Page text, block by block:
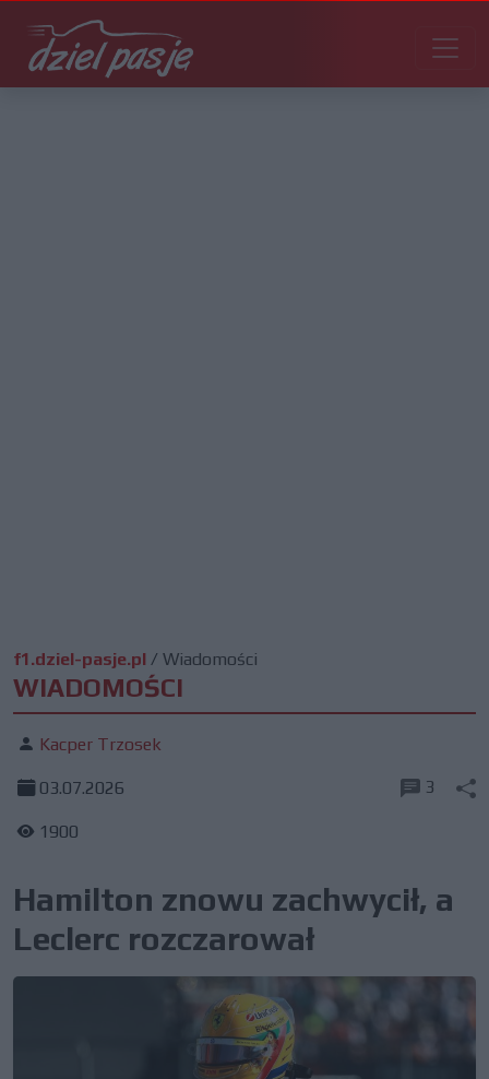
f1.dziel-pasje.pl / Wiadomości
WIADOMOŚCI
Kacper Trzosek
03.07.2026
1900
3
Hamilton znowu zachwycił, a
Leclerc rozczarował